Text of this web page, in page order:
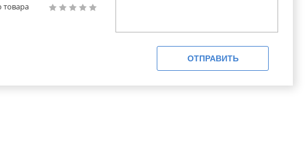
товара
ОТПРАВИТЬ